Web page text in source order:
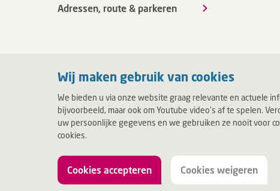
Wij maken gebruik van cookies
We bieden u via onze website graag relevante en actuele
bijvoorbeeld, maar ook om Youtube video's af te spelen.
uw persoonlijke gegevens en we gebruiken ze nooit voor
cookies.
Cookies accepteren Cookies weigeren
Adressen, route & parkeren